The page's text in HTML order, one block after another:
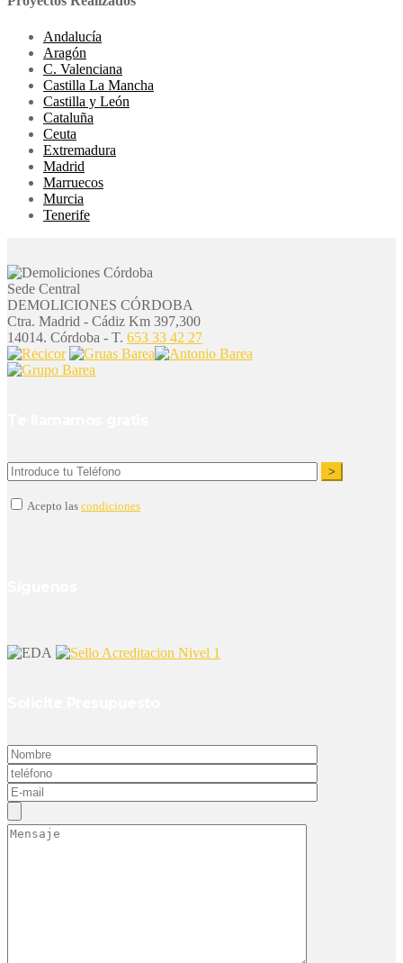
Andalucía
Aragón
C. Valenciana
Castilla La Mancha
Castilla y León
Cataluña
Ceuta
Extremadura
Madrid
Marruecos
Murcia
Tenerife
Sede Central
DEMOLICIONES CÓRDOBA
Ctra. Madrid - Cádiz Km 397,300
14014. Córdoba - T. 653 33 42 27
Acepto las condiciones